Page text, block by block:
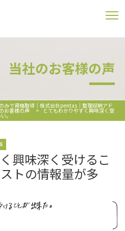
当社のお客様の声
みで資格取得｜株式会社pentas｜整理収納アド
お客様の声 > とてもわかりやすく興味深く受
。
興味深く受けるこ
トの情報量が多